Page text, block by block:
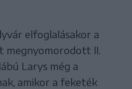
elfoglalásakor a
megnyomorodott II.
Larys még a
amikor a feketék